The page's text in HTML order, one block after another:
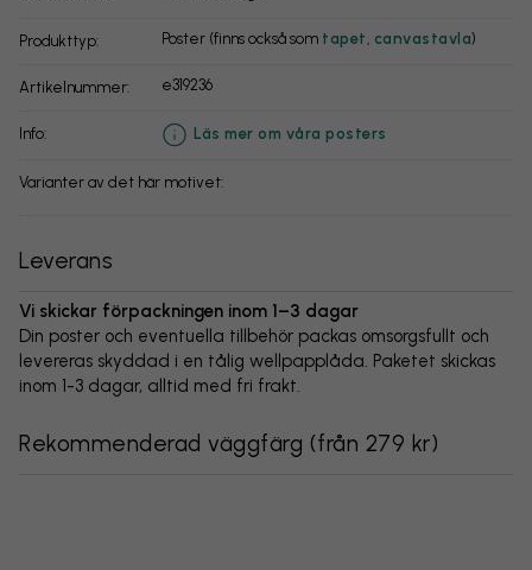
Produkttyp: Poster (finns också som tapet canvastavla)
Artikelnummer: e319236
info: Läs mer om våra posters
Varianter av det här motivet:
Leverans
Vi skickar förpackningen inom 1–3 dagar
Din poster och eventuella tillbehör packas omsorgsfullt och
levereras skyddad i en tålig wellpapplåda. Paketet skickas
inom 1-3 dagar, alltid med fri frakt.
Rekommenderad väggfärg (från 279 kr)